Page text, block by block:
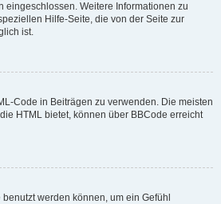
eingeschlossen. Weitere Informationen zu
Hilfe-Seite, die von der Seite zur
ist.
Code in Beiträgen zu verwenden. Die meisten
HTML bietet, können über BBCode erreicht
werden können, um ein Gefühl